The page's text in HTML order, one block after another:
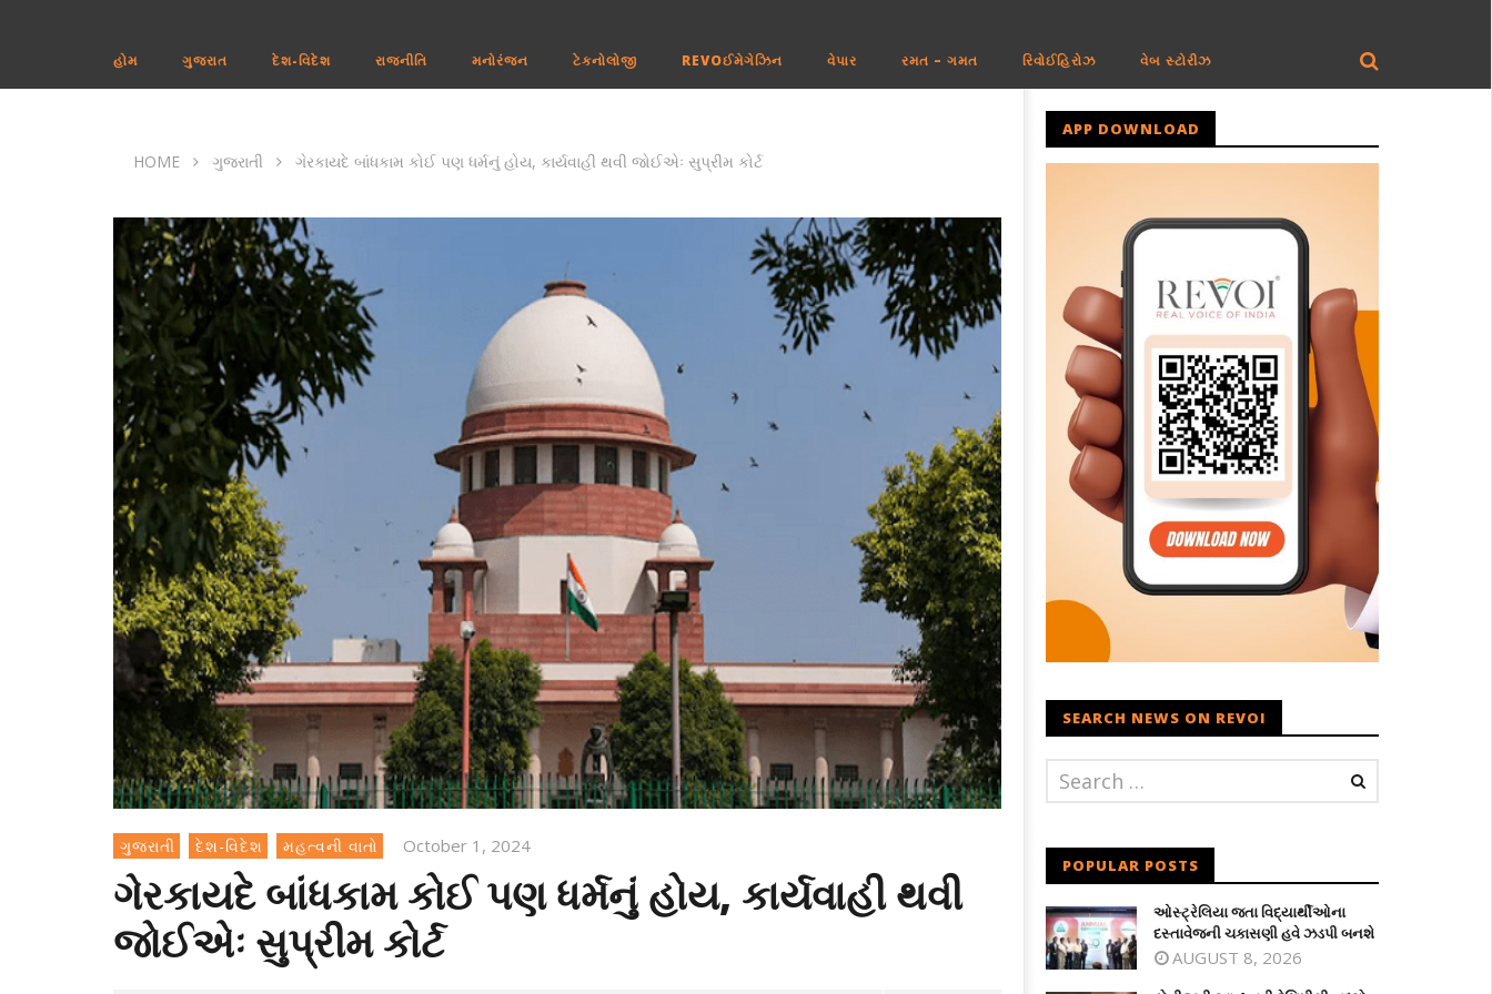
હોમ ગુજરાત દેશ-વિદેશ રાજનીતિ મનોરંજન ટેકનોલોજી REVOઈમેગેઝિન વેપાર રમત – ગમત રિવોઈહિરોઝ વેબ સ્ટોરીઝ
HOME ગુજરાતી ગેરકાયદે બાંધકામ કોઈ પણ ધર્મનું હોય, કાર્યવાહી થવી જોઈએઃ સુપ્રીમ કોર્ટ
ગુજરાતી દેશ-વિદેશ મહત્વની વાતો October 1, 2024
ગેરકાયદે બાંધકામ કોઈ પણ ધર્મનું હોય, કાર્યવાહી થવી
જોઈએઃ સુપ્રીમ કોર્ટ
APP DOWNLOAD
SEARCH NEWS ON REVOI
POPULAR POSTS
ઓસ્ટ્રેલિયા જતા વિદ્યાર્થીઓના
દસ્તાવેજની ચકાસણી હવે ઝડપી બનશે
AUGUST 8, 2026